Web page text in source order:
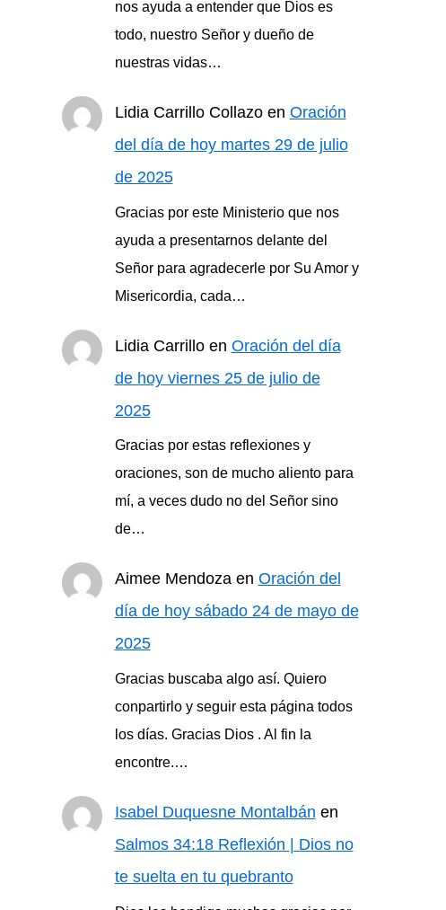
nos ayuda a entender que Dios es
todo, nuestro Señor y dueño de
nuestras vidas…
Lidia Carrillo Collazoen Oración
del día de hoy martes 29 de julio
de 2025
Gracias por este Ministerio que nos
ayuda a presentarnos delante del
Señor para agradecerle por Su Amor y
Misericordia, cada…
Lidia Carrilloen Oración del día
de hoy viernes 25 de julio de
2025
Gracias por estas reflexiones y
oraciones, son de mucho aliento para
mí, a veces dudo no del Señor sino
de…
Aimee Mendozaen Oración del
día de hoy sábado 24 de mayo de
2025
Gracias buscaba algo así. Quiero
conpartirlo y seguir esta página todos
los días. Gracias Dios . Al fin la
encontre.…
Isabel Duquesne Montalbán en
Salmos 34:18 Reflexión | Dios no
te suelta en tu quebranto